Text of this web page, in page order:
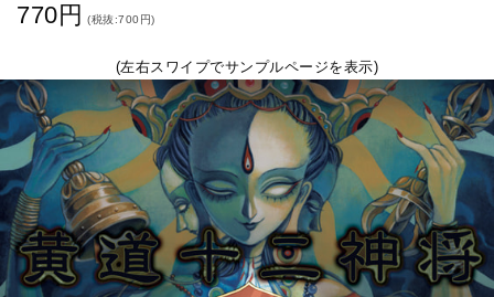
770円 (税抜:700円)
(左右スワイプでサンプルページを表示)